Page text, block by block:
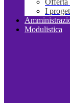
Offerta
I
Modulistica